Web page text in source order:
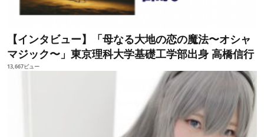
【インタビュー】「母なる大地の恋の魔法〜オシャ
マジック〜」東京理科大学基礎工学部出身 高橋信行
13,667ビュー